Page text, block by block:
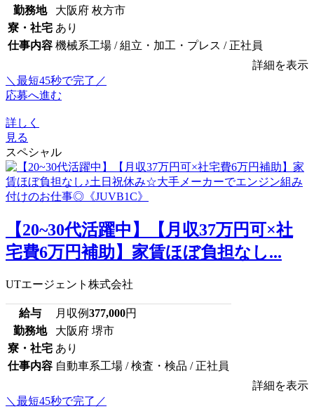
勤務地
大阪府 枚方市
寮・社宅 あり
仕事内容 機械系工場 / 組立・加工・プレス / 正社員
詳細を表示
＼最短45秒で完了／
応募へ進む
詳しく
見る
スペシャル
【20~30代活躍中】【月収37万円可×社
宅費6万円補助】家賃ほぼ負担なし...
UTエージェント株式会社
給与 月収例377,000円
勤務地
大阪府 堺市
寮・社宅 あり
仕事内容 自動車系工場 / 検査・検品 / 正社員
詳細を表示
＼最短45秒で完了／